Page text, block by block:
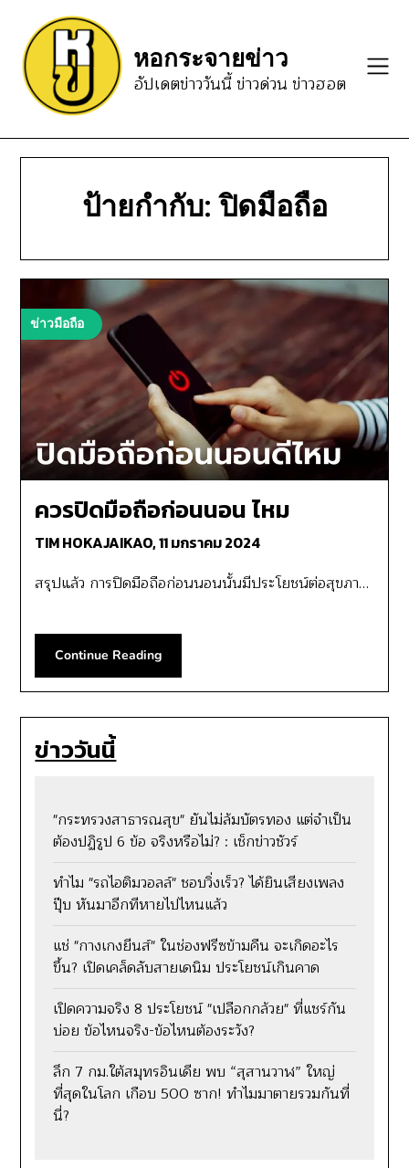
content
หอกระจายข่าว
อัปเดตข่าววันนี้ ข่าวด่วน ข่าวฮอต
ป้ายกำกับ:ปิดมือถือ
ข่าวมือถือ
ควรปิดมือถือก่อนนอน ไหม
TIM HOKAJAIKAO,11 มกราคม 2024
สรุปแล้ว การปิดมือถือก่อนนอนนั้นมีประโยชน์ต่อสุขภา…
Continue Reading
ข่าววันนี้
"กระทรวงสาธารณสุข" ยันไม่ล้มบัตรทอง แต่จำเป็น
ต้องปฏิรูป 6 ข้อ จริงหรือไม่? : เช็กข่าวชัวร์
ทำไม "รถไอติมวอลล์" ชอบวิ่งเร็ว? ได้ยินเสียงเพลง
ปุ๊บ หันมาอีกทีหายไปไหนแล้ว
แช่ "กางเกงยีนส์" ในช่องฟรีซข้ามคืน จะเกิดอะไร
ขึ้น? เปิดเคล็ดลับสายเดนิม ประโยชน์เกินคาด
เปิดความจริง 8 ประโยชน์ "เปลือกกล้วย" ที่แชร์กัน
บ่อย ข้อไหนจริง-ข้อไหนต้องระวัง?
ลึก 7 กม.ใต้สมุทรอินเดีย พบ “สุสานวาฬ” ใหญ่
ที่สุดในโลก เกือบ 500 ซาก! ทำไมมาตายรวมกันที่
นี่?